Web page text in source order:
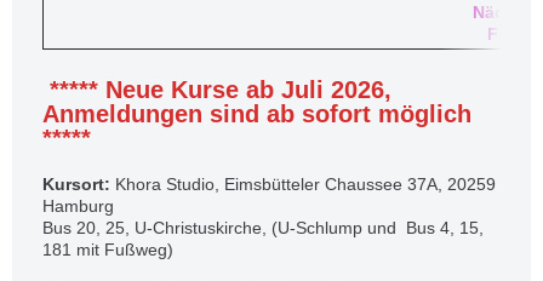
***** Neue Kurse ab Juli 2026,
Anmeldungen sind ab sofort möglich
*****
Kursort: Khora Studio, Eimsbütteler Chaussee 37A, 20259
Hamburg
Bus 20, 25, U-Christuskirche, (U-Schlump und Bus 4, 15,
181 mit Fußweg)